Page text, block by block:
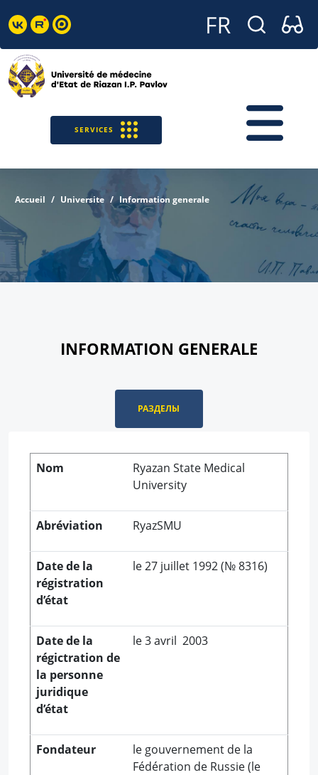
SERVICES
Accueil Universite Information generale
INFORMATION GENERALE
РАЗДЕЛЫ
Nom
Ryazan State Medical
University
Abréviation RyazSMU
Date de la
régistration
d’état
le 27 juillet 1992 (№ 8316)
Date de la
régictration de
la personne
juridique
d’état
le 3 avril 2003
Fondateur
le gouvernement de la
Fédération de Russie (le